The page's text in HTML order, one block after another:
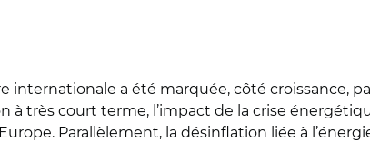
internationale a été marquée, côté croissance,
à très court terme, l’impact de la crise
Parallèlement, la désinflation liée à